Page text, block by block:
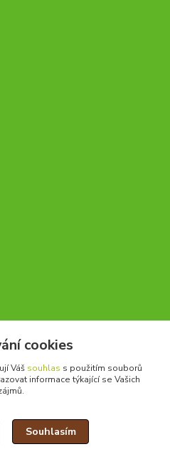
nás kontaktovat.
cookies
Váš souhlas s použitím souborů
informace týkající se Vašich
Souhlasím